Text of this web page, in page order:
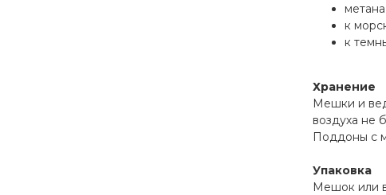
к
к
Хранение
Мешки и
воздуха не
Поддоны с
Упаковка
Мешок или